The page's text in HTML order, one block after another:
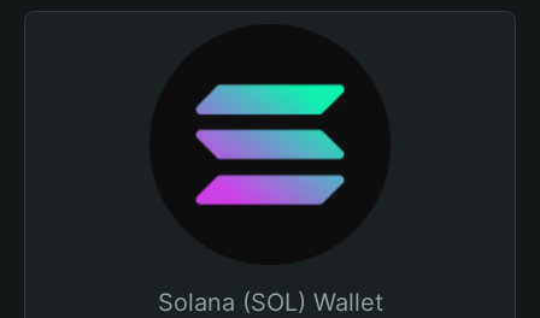
Solana (SOL) Wallet